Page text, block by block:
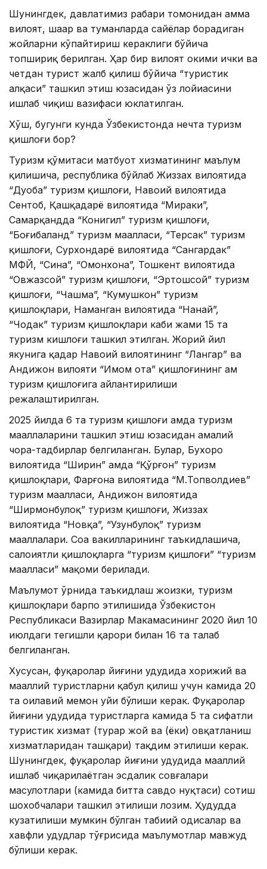
Шунингдек, давлатимиз раҳбари томонидан ҳамма
вилоят, шаҳар ва туманларда сайёҳлар борадиган
жойларни кўпайтириш кераклиги бўйича
топшириқ берилган. Ҳар бир вилоят ҳокими ички ва
четдан турист жалб қилиш бўйича “туристик
ҳалқаси” ташкил этиш юзасидан ўз лойиҳасини
ишлаб чиқиш вазифаси юклатилган.
Хўш, бугунги кунда Ўзбекистонда нечта туризм
қишлоғи бор?
Туризм қўмитаси матбуот хизматининг маълум
қилишича, республика бўйлаб Жиззах вилоятида
“Дуоба” туризм қишлоғи, Навоий вилоятида
Сентоб, Қашқадарё вилоятида “Мираки”,
Самарқандда “Конигил” туризм қишлоғи,
“Боғибаланд” туризм маҳалласи, “Терсак” туризм
қишлоғи, Сурхондарё вилоятида “Сангардак”
МФЙ, “Сина”, “Омонхона”, Тошкент вилоятида
“Овжазсой” туризм қишлоғи, “Эртошсой” туризм
қишлоғи, “Чашма”, “Кумушкон” туризм
қишлоқлари, Наманган вилоятида “Нанай”,
“Чодак” туризм қишлоқлари каби жами 15 та
туризм кишлоғи ташкил этилган. Жорий йил
якунига қадар Навоий вилоятининг “Лангар” ва
Андижон вилояти “Имом ота” қишлоғининг ҳам
туризм қишлоғига айлантирилиши
режалаштирилган.
2025 йилда 6 та туризм қишлоғи ҳамда туризм
маҳаллаларини ташкил этиш юзасидан амалий
чора-тадбирлар белгиланган. Булар, Бухоро
вилоятида “Ширин” ҳамда “Қўрғон” туризм
қишлоқлари, Фарғона вилоятида “М.Топволдиев”
туризм маҳалласи, Андижон вилоятида
“Ширмонбулоқ” туризм қишлоғи, Жиззах
вилоятида “Новқа”, “Узунбулоқ” туризм
маҳаллалари. Соҳа вакилларининг таъкидлашича,
салоҳиятли қишлоқларга “туризм қишлоғи” “туризм
маҳалласи” мақоми берилади.
Маълумот ўрнида таъкидлаш жоизки, туризм
қишлоқлари барпо этилишида Ўзбекистон
Республикаси Вазирлар Маҳкамасининг 2020 йил 10
июлдаги тегишли қарори билан 16 та талаб
белгиланган.
Хусусан, фуқаролар йиғини ҳудудида хорижий ва
маҳаллий туристларни қабул қилиш учун камида 20
та оилавий меҳмон уйи бўлиши керак. Фуқаролар
йиғини ҳудудида туристларга камида 5 та сифатли
туристик хизмат (турар жой ва (ёки) овқатланиш
хизматларидан ташқари) тақдим этилиши керак.
Шунингдек, фуқаролар йиғини ҳудудида маҳаллий
ишлаб чиқарилаётган эсдалик совғалари
маҳсулотлари (камида битта савдо нуқтаси) сотиш
шохобчалари ташкил этилиши лозим. Ҳудудда
кузатилиши мумкин бўлган табиий ҳодисалар ва
хавфли ҳудудлар тўғрисида маълумотлар мавжуд
бўлиши керак.